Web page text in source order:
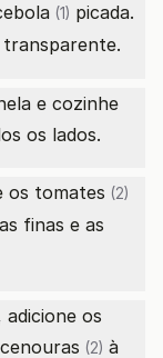
(1) picada.
transparente.
e cozinhe
os lados.
os tomates (2)
finas e as
os
cenouras (2) à